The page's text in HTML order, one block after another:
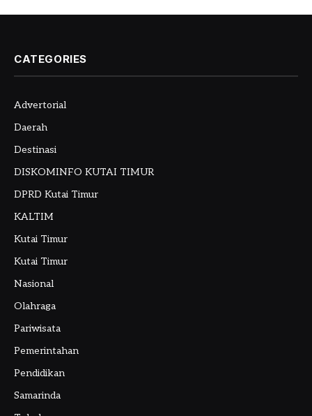
CATEGORIES
Advertorial
Daerah
Destinasi
DISKOMINFO KUTAI TIMUR
DPRD Kutai Timur
KALTIM
Kutai Timur
Kutai Timur
Nasional
Olahraga
Pariwisata
Pemerintahan
Pendidikan
Samarinda